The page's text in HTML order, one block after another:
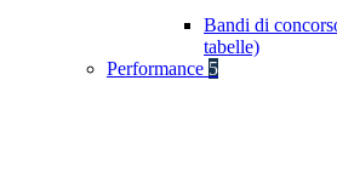
Bandi di
tabelle)
Performance 5